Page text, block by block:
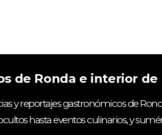
de Ronda e interior de
y reportajes gastronómicos de
hasta eventos culinarios, y